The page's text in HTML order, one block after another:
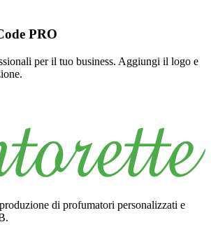
PRO
per il tuo business. Aggiungi il logo e
di profumatori personalizzati e